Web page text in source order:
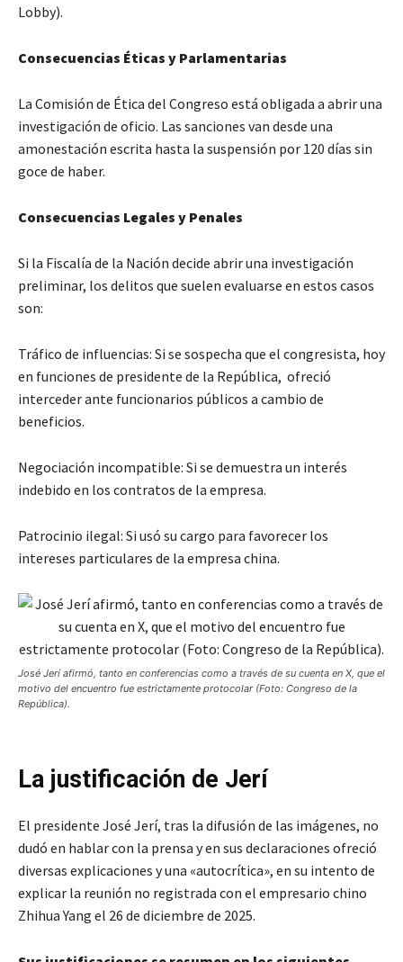
Lobby).
Consecuencias Éticas y Parlamentarias
La Comisión de Ética del Congreso está obligada a abrir una
investigación de oficio. Las sanciones van desde una
amonestación escrita hasta la suspensión por 120 días sin
goce de haber.
Consecuencias Legales y Penales
Si la Fiscalía de la Nación decide abrir una investigación
preliminar, los delitos que suelen evaluarse en estos casos
son:
Tráfico de influencias: Si se sospecha que el congresista, hoy
en funciones de presidente de la República, ofreció
interceder ante funcionarios públicos a cambio de
beneficios.
Negociación incompatible: Si se demuestra un interés
indebido en los contratos de la empresa.
Patrocinio ilegal: Si usó su cargo para favorecer los
intereses particulares de la empresa china.
José Jerí afirmó, tanto en conferencias como a través de su cuenta en X, que el
motivo del encuentro fue estrictamente protocolar (Foto: Congreso de la
República).
La justificación de Jerí
El presidente José Jerí, tras la difusión de las imágenes, no
dudó en hablar con la prensa y en sus declaraciones ofreció
diversas explicaciones y una «autocrítica», en su intento de
explicar la reunión no registrada con el empresario chino
Zhihua Yang el 26 de diciembre de 2025.